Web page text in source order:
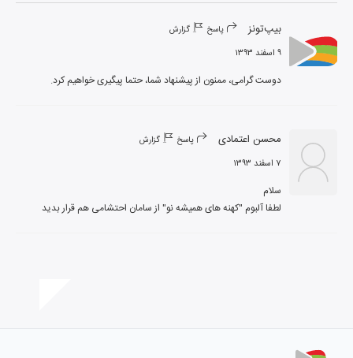
بیپ‌تونز پاسخ گزارش
۹ اسفند ۱۳۹۳
دوست گرامی، ممنون از پیشنهاد شما، حتما پیگیری خواهیم کرد.
محسن اعتمادی پاسخ گزارش
۷ اسفند ۱۳۹۳
لطفا آلبوم "کهنه های همیشه نو" از سامان احتشامی هم قرار بدید